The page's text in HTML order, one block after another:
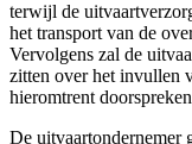
terwijl de
het transport van de
Vervolgens zal de
zitten over het invullen
hieromtrent
De uitvaartondernemer